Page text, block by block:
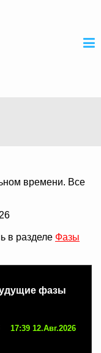
времени. Все
в разделе Фазы
фазы
17:39 12.Авг.2026